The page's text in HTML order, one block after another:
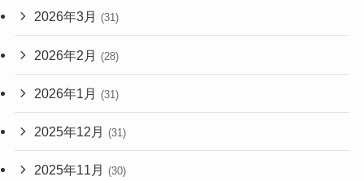
2026年3月 (31)
2026年2月 (28)
2026年1月 (31)
2025年12月 (31)
2025年11月 (30)